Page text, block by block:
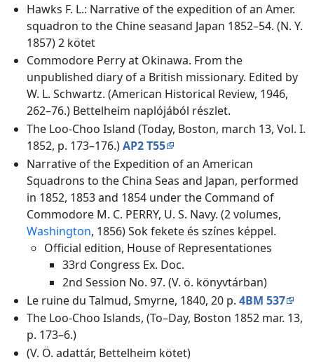
Hawks F. L.: Narrative of the expedition of an Amer.
squadron to the Chine seasand Japan 1852–54. (N. Y.
1857) 2 kötet
Commodore Perry at Okinawa. From the
unpublished diary of a British missionary. Edited by
W. L. Schwartz. (American Historical Review, 1946,
262–76.) Bettelheim naplójából részlet.
The Loo-Choo Island (Today, Boston, march 13, Vol. I.
1852, p. 173–176.)AP2 T55
Narrative of the Expedition of an American
Squadrons to the China Seas and Japan, performed
in 1852, 1853 and 1854 under the Command of
Commodore M. C. PERRY, U. S. Navy. (2 volumes,
Washington, 1856) Sok fekete és színes képpel.
Official edition, House of Representationes
33rd Congress Ex. Doc.
2nd Session No. 97. (V. ö. könyvtárban)
Le ruine du Talmud, Smyrne, 1840, 20 p. 4BM 537
The Loo-Choo Islands, (To–Day, Boston 1852 mar. 13,
p. 173–6.)
(V. Ö. adattár, Bettelheim kötet)